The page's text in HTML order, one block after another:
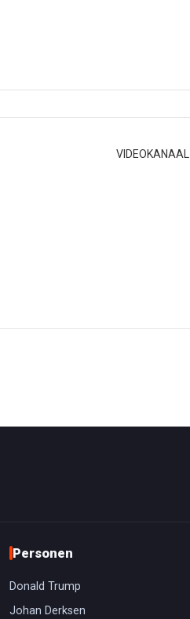
VIDEOKANAAL
Personen
Donald Trump
Johan Derksen